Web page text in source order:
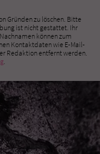
Gründen zu löschen. Bitte
ist nicht gestattet. Ihr
können zum
Kontaktdaten wie E-Mail-
Redaktion entfernt werden.